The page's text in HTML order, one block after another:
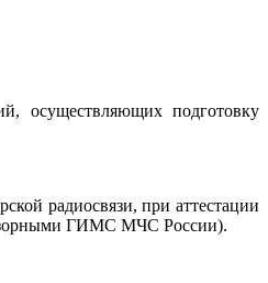
осуществляющих подготовку
радиосвязи, при аттестации
ГИМС МЧС России).